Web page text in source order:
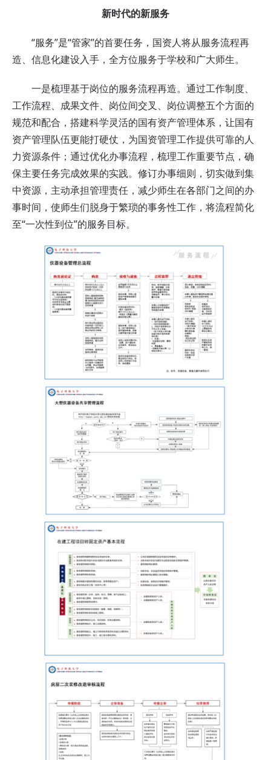
新时代的新服务
“服务”是“管家”的首要任务，国资人将从服务流程再
造、信息化建设入手，全方位服务于学校和广大师生。
一是梳理基于岗位的服务流程再造。通过工作制度、
工作流程、成果文件、岗位间交叉、岗位调整五个方面的
规范和配合，搭建科学灵活的国有资产管理体系，让国有
资产管理队伍更能打硬仗，为国资管理工作提供可靠的人
力资源条件；通过优化办事流程，梳理工作重要节点，确
保主要任务完成效果的实践。修订办事细则，切实做到集
中资源，主动承担管理责任，减少师生在各部门之间的办
事时间，使师生们脱身于繁琐的事务性工作，将流程简化
至“一次性到位”的服务目标。